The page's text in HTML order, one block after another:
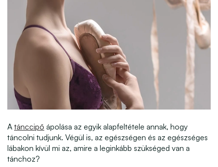
A tánccipő ápolása az egyik alapfeltétele annak, hogy
táncolni tudjunk. Végül is, az egészségen és az egészséges
lábakon kívül mi az, amire a leginkább szükséged van a
tánchoz?